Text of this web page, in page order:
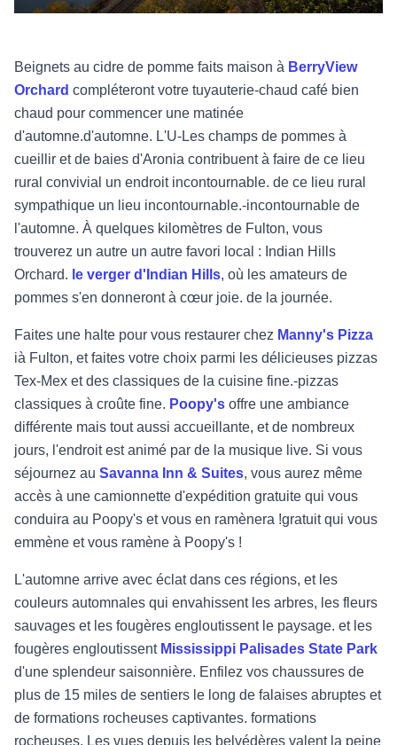
Beignets au cidre de pomme faits maison à BerryView
Orchard compléteront votre tuyauterie-chaud café bien
chaud pour commencer une matinée
d'automne.d'automne. L'U-Les champs de pommes à
cueillir et de baies d'Aronia contribuent à faire de ce lieu
rural convivial un endroit incontournable. de ce lieu rural
sympathique un lieu incontournable.-incontournable de
l'automne. À quelques kilomètres de Fulton, vous
trouverez un autre un autre favori local : Indian Hills
Orchard. le verger d'Indian Hills, où les amateurs de
pommes s'en donneront à cœur joie. de la journée.
Faites une halte pour vous restaurer chez Manny's Pizza
ià Fulton, et faites votre choix parmi les délicieuses pizzas
Tex-Mex et des classiques de la cuisine fine.-pizzas
classiques à croûte fine. Poopy's offre une ambiance
différente mais tout aussi accueillante, et de nombreux
jours, l'endroit est animé par de la musique live. Si vous
séjournez au Savanna Inn & Suites, vous aurez même
accès à une camionnette d'expédition gratuite qui vous
conduira au Poopy's et vous en ramènera !gratuit qui vous
emmène et vous ramène à Poopy's !
L'automne arrive avec éclat dans ces régions, et les
couleurs automnales qui envahissent les arbres, les fleurs
sauvages et les fougères engloutissent le paysage. et les
fougères engloutissent Mississippi Palisades State Park
d'une splendeur saisonnière. Enfilez vos chaussures de
plus de 15 miles de sentiers le long de falaises abruptes et
de formations rocheuses captivantes. formations
rocheuses. Les vues depuis les belvédères valent la peine